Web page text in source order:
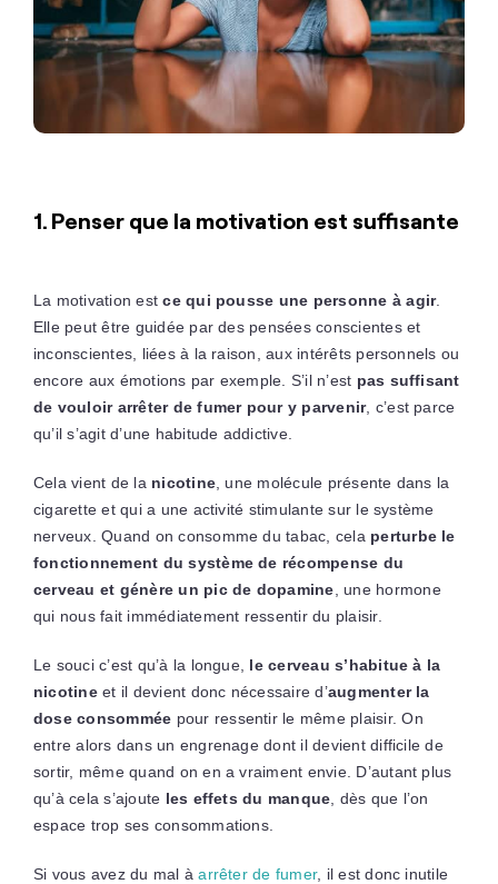
1. Penser que la motivation est suffisante
La motivation estce qui pousse une personne à agir.
Elle peut être guidée par des pensées conscientes et
inconscientes, liées à la raison, aux intérêts personnels ou
encore aux émotions par exemple. S’il n’est pas suffisant
de vouloir arrêter de fumer pour y parvenir, c’est parce
qu’il s’agit d’une habitude addictive.
Cela vient de la nicotine , une molécule présente dans la
cigarette et qui a une activité stimulante sur le système
nerveux. Quand on consomme du tabac, cela perturbe le
fonctionnement du système de récompense du
cerveau et génère un pic de dopamine , une hormone
qui nous fait immédiatement ressentir du plaisir.
Le souci c’est qu’à la longue, le cerveau s’habitue à la
nicotineet il devient donc nécessaire d’augmenter la
doseconsommée pour ressentir le même plaisir. On
entre alors dans un engrenage dont il devient difficile de
sortir, même quand on en a vraiment envie. D’autant plus
qu’à cela s’ajoute les effets du manque , dès que l’on
espace trop ses consommations.
Si vous avez du mal àarrêter de fumer, il est donc inutile